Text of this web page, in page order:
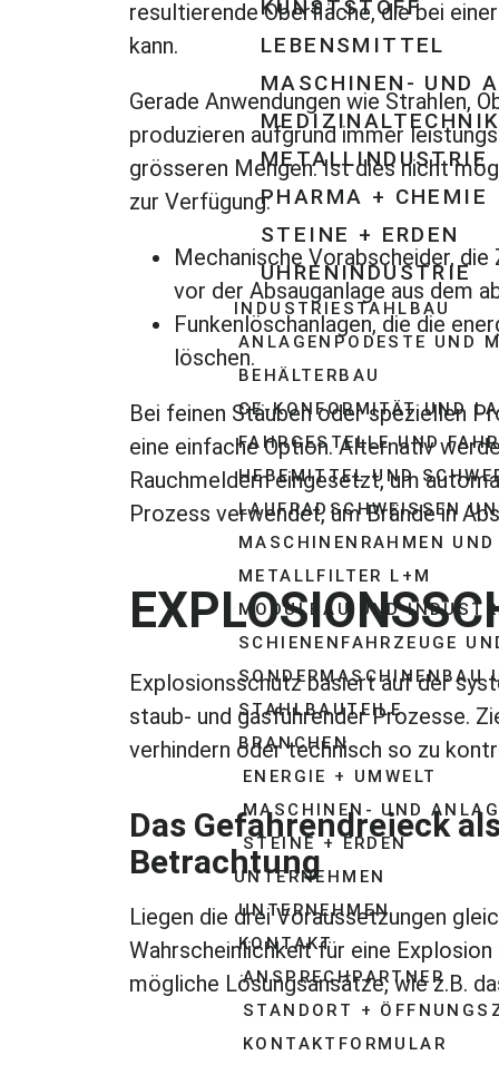
KUNSTSTOFF
LEBENSMITTEL
MASCHINEN- UND
MEDIZINALTECHNIK
METALLINDUSTRIE
PHARMA + CHEMIE
STEINE + ERDEN
UHRENINDUSTRIE
INDUSTRIESTAHLBAU
ANLAGENPODESTE UND
BEHÄLTERBAU
CE-KONFORMITÄT UND
FAHRGESTELLE UND
HEBEMITTEL UND
LAUFRADSCHWEISSEN
MASCHINENRAHMEN
METALLFILTER L+M
MODULBAU UND
SCHIENENFAHRZEUGE
SONDERMASCHINENBAU
STAHLBAUTEILE
BRANCHEN
ENERGIE + UMWELT
MASCHINEN- UND
STEINE + ERDEN
UNTERNEHMEN
UNTERNEHMEN
KONTAKT
ANSPRECHPARTNER
STANDORT +
KONTAKTFORMULAR
resultierende Oberfläche, die bei
kann.
Gerade Anwendungen wie Strahlen,
produzieren aufgrund immer
grösseren Mengen. Ist dies nicht
zur Verfügung:
Mechanische Vorabscheider,
vor der Absauganlage aus dem
Funkenlöschanlagen, die die
löschen.
Bei feinen Stäuben oder speziellen
eine einfache Option. Alternativ
Rauchmeldern eingesetzt, um
Prozess verwendet, um Brände in
Explosionsschutz basiert auf der
staub- und gasführender Prozesse.
verhindern oder technisch so zu
Das Gefahrendreieck
Betrachtung
Liegen die drei Voraussetzungen
Wahrscheinlichkeit für eine
mögliche Lösungsansätze, wie z.B.